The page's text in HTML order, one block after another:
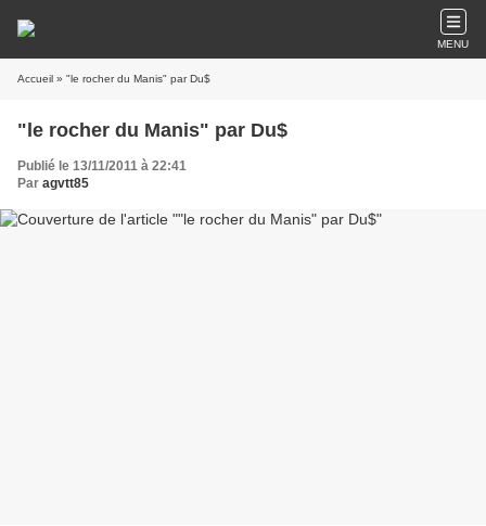
MENU
Accueil » "le rocher du Manis" par Du$
"le rocher du Manis" par Du$
Publié le 13/11/2011 à 22:41
Par agvtt85